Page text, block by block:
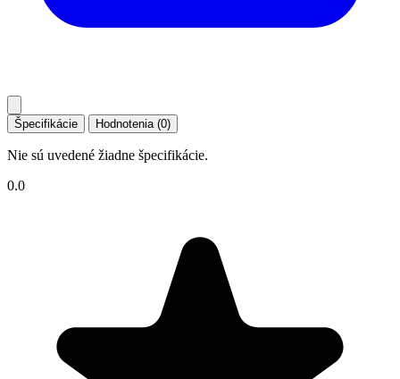
Špecifikácie Hodnotenia (0)
Nie sú uvedené žiadne špecifikácie.
0.0